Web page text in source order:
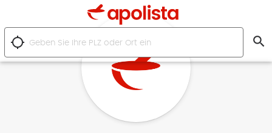
location_searching search